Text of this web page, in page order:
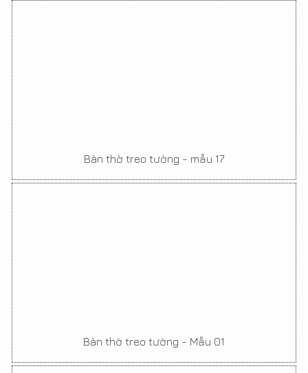
Bàn thờ treo tường - mẫu 17
Bàn thờ treo tường - Mẫu 01